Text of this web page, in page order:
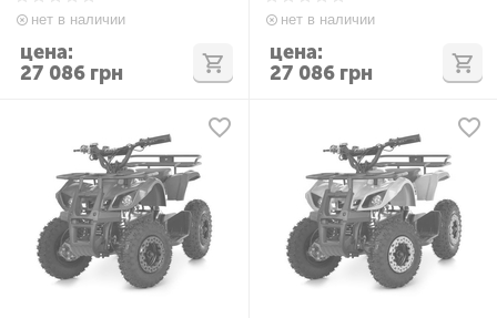
нет в наличии
27 086 грн
цена:
нет в наличии
27 086 грн
цена: